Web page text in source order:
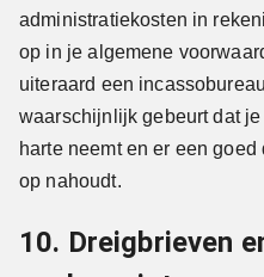
administratiekosten in
op in je algemene
uiteraard een
waarschijnlijk gebeurt dat
harte neemt en er een
op nahoudt.
10. Dreigbrieven